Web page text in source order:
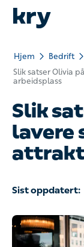
Hjem
Bedrift
Slik satser Olivia
arbeidsplass
Slik
lavere
Sist oppdatert: